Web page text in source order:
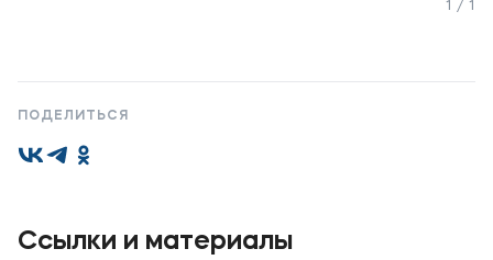
1 / 1
ПОДЕЛИТЬСЯ
Ссылки и материалы